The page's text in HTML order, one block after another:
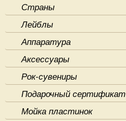
Страны
Лейблы
Аппаратура
Аксессуары
Рок-сувениры
Подарочный сертификат
Мойка пластинок